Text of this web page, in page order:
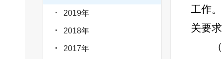
2019年
2018年
2017年
工作
关要
（